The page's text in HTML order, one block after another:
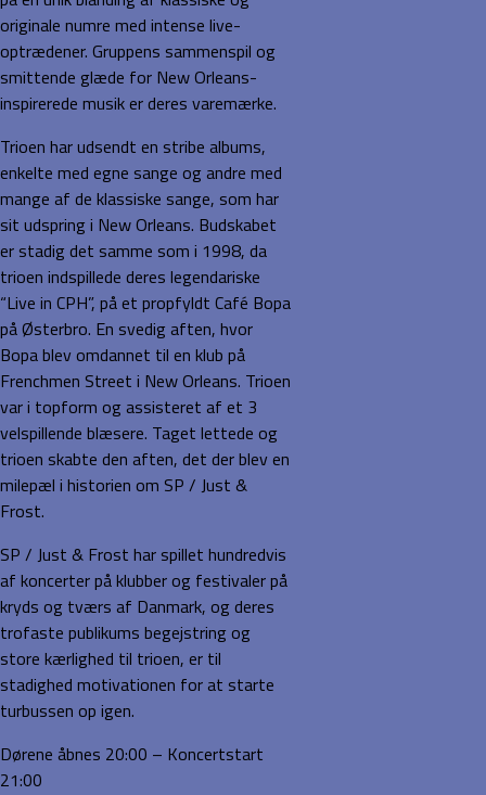
originale numre med intense live-
optrædener. Gruppens sammenspil og
smittende glæde for New Orleans-
inspirerede musik er deres varemærke.
Trioen har udsendt en stribe albums,
enkelte med egne sange og andre med
mange af de klassiske sange, som har
sit udspring i New Orleans. Budskabet
er stadig det samme som i 1998, da
trioen indspillede deres legendariske
“Live in CPH”, på et propfyldt Café Bopa
på Østerbro. En svedig aften, hvor
Bopa blev omdannet til en klub på
Frenchmen Street i New Orleans. Trioen
var i topform og assisteret af et 3
velspillende blæsere. Taget lettede og
trioen skabte den aften, det der blev en
milepæl i historien om SP / Just &
Frost.
SP / Just & Frost har spillet hundredvis
af koncerter på klubber og festivaler på
kryds og tværs af Danmark, og deres
trofaste publikums begejstring og
store kærlighed til trioen, er til
stadighed motivationen for at starte
turbussen op igen.
Dørene åbnes 20:00 – Koncertstart
21:00